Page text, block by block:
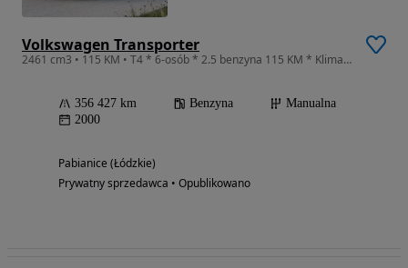
Volkswagen Transporter
2461 cm3 • 115 KM • T4 * 6-osób * 2.5 benzyna 115 KM * Klima * Salon PL * Serwis ASO *
356 427 km Benzyna
Manualna
2000
Pabianice (Łódzkie)
Prywatny sprzedawca • Opublikowano